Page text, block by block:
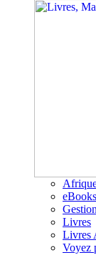
eBooks
Gestion
Livres
Livres
Voyez